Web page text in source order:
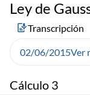
Cálculo 3
Ley de
Transcripción
02/06/2015Ver